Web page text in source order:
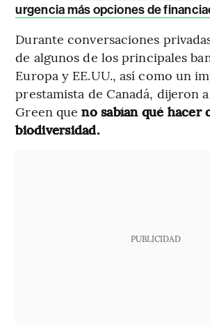
urgencia más opciones de
Durante conversaciones
de algunos de los principales
Europa y EE.UU., así como un
prestamista de Canadá, dijeron
Green queno sabían qué hacer
biodiversidad.
PUBLICIDAD